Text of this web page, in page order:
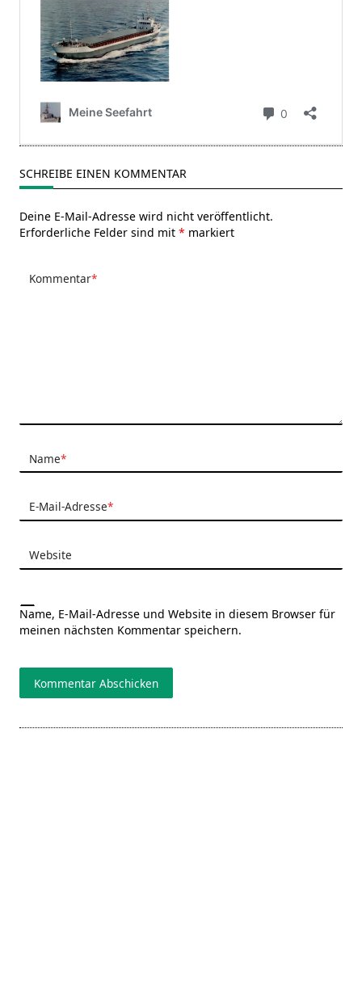
SCHREIBE EINEN KOMMENTAR
Deine E-Mail-Adresse wird nicht veröffentlicht.
Erforderliche Felder sind mit * markiert
Kommentar*
Name*
E-Mail-Adresse*
Website
Name, E-Mail-Adresse und Website in diesem Browser für
meinen nächsten Kommentar speichern.